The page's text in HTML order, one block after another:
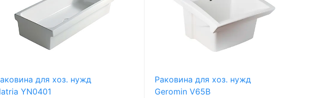
для хоз. нужд
YN0401
Раковина для хоз. нужд
Geromin V65B